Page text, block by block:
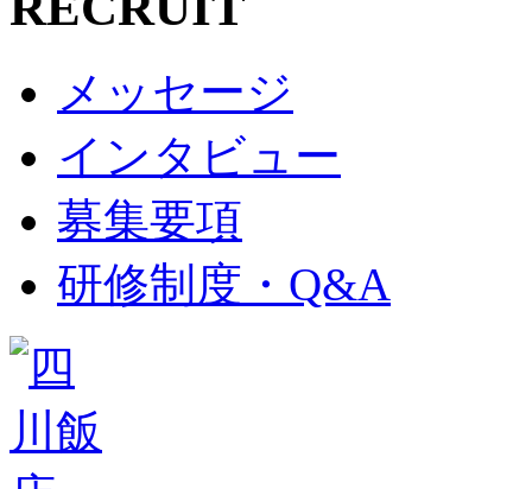
メッセージ
インタビュー
募集要項
研修制度・Q&A